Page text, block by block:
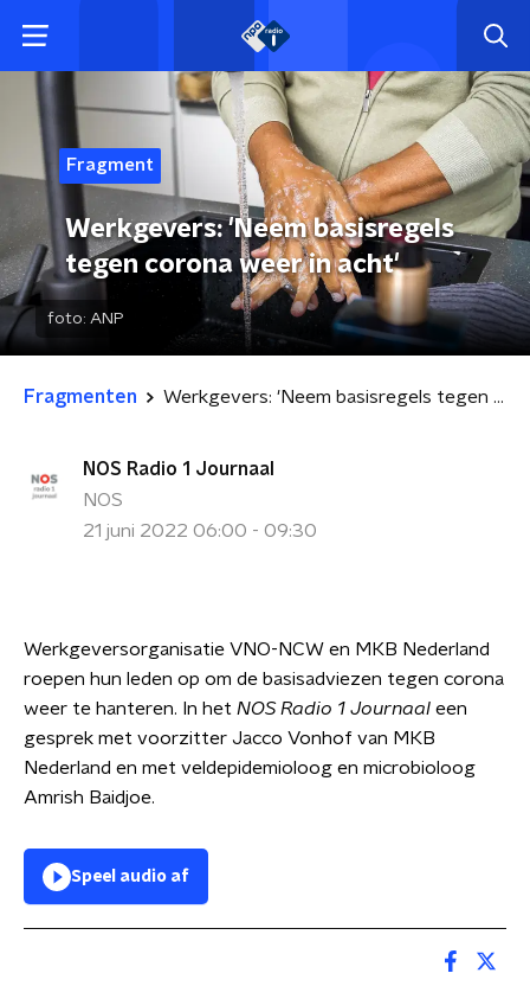
Fragment
Werkgevers: 'Neem basisregels
tegen corona weer in acht'
foto: ANP
Fragmenten Werkgevers: 'Neem basisregels tegen corona weer in acht'
NOS Radio 1 Journaal
NOS
21 juni 2022 06:00 - 09:30
Werkgeversorganisatie VNO-NCW en MKB Nederland
roepen hun leden op om de basisadviezen tegen corona
weer te hanteren. In het NOS Radio 1 Journaal een
gesprek met voorzitter Jacco Vonhof van MKB
Nederland en met veldepidemioloog en microbioloog
Amrish Baidjoe.
Speel audio af